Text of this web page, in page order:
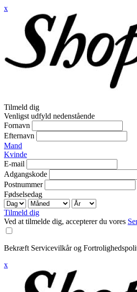
x
Tilmeld dig
Venligst udfyld nedenstående
Fornavn
Efternavn
Mand
Kvinde
E-mail
Adgangskode
Postnummer
Fødselsedag
Tilmeld dig
Ved at tilmelde dig, accepterer du vores
Bekræft Servicevilkår og
x